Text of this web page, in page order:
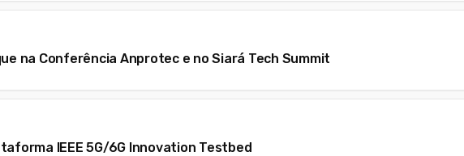
na Conferência Anprotec e no Siará Tech Summit
IEEE 5G/6G Innovation Testbed